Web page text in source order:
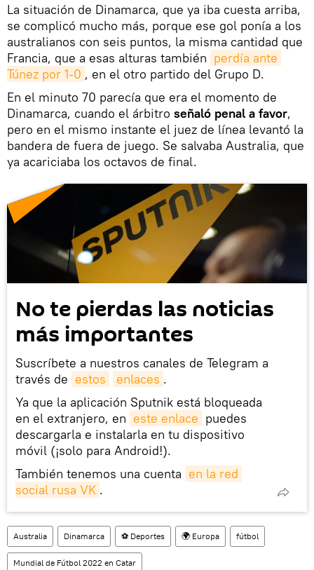
La situación de Dinamarca, que ya iba cuesta arriba,
se complicó mucho más, porque ese gol ponía a los
australianos con seis puntos, la misma cantidad que
Francia, que a esas alturas también perdía ante
Túnez por 1-0 , en el otro partido del Grupo D.
En el minuto 70 parecía que era el momento de
Dinamarca, cuando el árbitro señaló penal a favor,
pero en el mismo instante el juez de línea levantó la
bandera de fuera de juego. Se salvaba Australia, que
ya acariciaba los octavos de final.
No te pierdas las noticias
más importantes
Suscríbete a nuestros canales de Telegram a
través de estos enlaces .
Ya que la aplicación Sputnik está bloqueada
en el extranjero, en este enlace puedes
descargarla e instalarla en tu dispositivo
móvil (¡solo para Android!).
También tenemos una cuenta en la red
social rusa VK .
Australia Dinamarca ⚽ Deportes 🌍 Europa fútbol
Mundial de Fútbol 2022 en Catar